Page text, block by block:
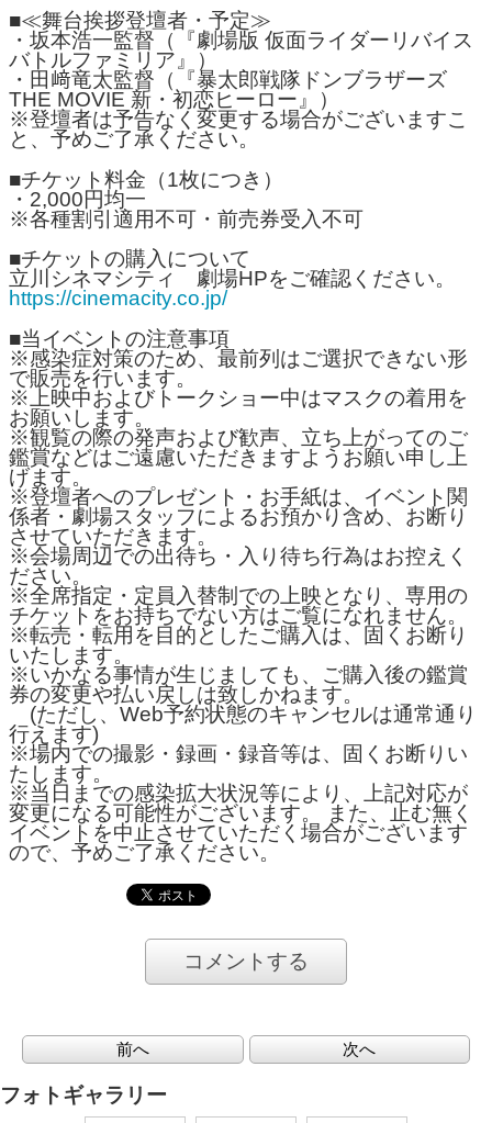
■≪舞台挨拶登壇者・予定≫
・坂本浩一監督（『劇場版 仮面ライダーリバイス
バトルファミリア』）
・田﨑竜太監督（『暴太郎戦隊ドンブラザーズ
THE MOVIE 新・初恋ヒーロー』）
※登壇者は予告なく変更する場合がございますこ
と、予めご了承ください。
■チケット料金（1枚につき）
・2,000円均一
※各種割引適用不可・前売券受入不可
■チケットの購入について
立川シネマシティ 劇場HPをご確認ください。
https://cinemacity.co.jp/
■当イベントの注意事項
※感染症対策のため、最前列はご選択できない形
で販売を行います。
※上映中およびトークショー中はマスクの着用を
お願いします。
※観覧の際の発声および歓声、立ち上がってのご
鑑賞などはご遠慮いただきますようお願い申し上
げます。
※登壇者へのプレゼント・お手紙は、イベント関
係者・劇場スタッフによるお預かり含め、お断り
させていただきます。
※会場周辺での出待ち・入り待ち行為はお控えく
ださい。
※全席指定・定員入替制での上映となり、専用の
チケットをお持ちでない方はご覧になれません。
※転売・転用を目的としたご購入は、固くお断り
いたします。
※いかなる事情が生じましても、ご購入後の鑑賞
券の変更や払い戻しは致しかねます。
(ただし、Web予約状態のキャンセルは通常通り
行えます)
※場内での撮影・録画・録音等は、固くお断りい
たします。
※当日までの感染拡大状況等により、上記対応が
変更になる可能性がございます。 また、止む無く
イベントを中止させていただく場合がございます
ので、予めご了承ください。
コメントする
前へ 次へ
フォトギャラリー